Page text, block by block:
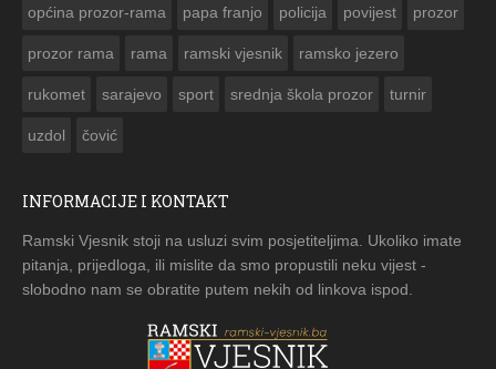
općina prozor-rama papa franjo policija povijest prozor
prozor rama rama ramski vjesnik ramsko jezero
rukomet sarajevo sport srednja škola prozor turnir
uzdol čović
INFORMACIJE I KONTAKT
Ramski Vjesnik stoji na usluzi svim posjetiteljima. Ukoliko imate
pitanja, prijedloga, ili mislite da smo propustili neku vijest -
slobodno nam se obratite putem nekih od linkova ispod.